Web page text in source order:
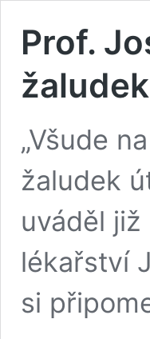
Prof.
„Všude
žaludek
uváděl
lékařství
si